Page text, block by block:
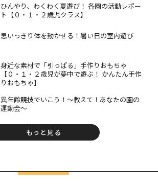
ひんやり、わくわく夏遊び！ 各園の活動レポー
ト【０・１・２歳児クラス】
思いっきり体を動かせる！暑い日の室内遊び
身近な素材で「引っぱる」手作りおもちゃ
【０・１・２歳児が夢中で遊ぶ！ かんたん手作
りおもちゃ】
異年齢競技でいこう！～教えて！あなたの園の
運動会～
もっと見る